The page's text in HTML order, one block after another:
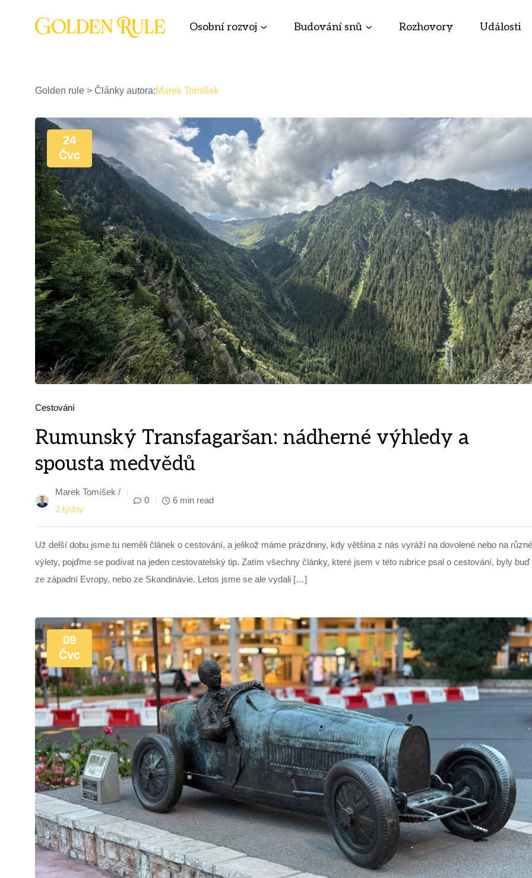
Osobní rozvoj Budování snů Rozhovory Události
Golden rule > Články autora:Marek Tomíšek
24
Čvc
Cestování
Rumunský Transfagaršan: nádherné výhledy a
spousta medvědů
Marek Tomíšek /
2 týdny
0 6 min read
Už delší dobu jsme tu neměli článek o cestování, a jelikož máme prázdniny, kdy většina z nás vyráží na dovolené nebo na různé
výlety, pojďme se podívat na jeden cestovatelský tip. Zatím všechny články, které jsem v této rubrice psal o cestování, byly buď
ze západní Evropy, nebo ze Skandinávie. Letos jsme se ale vydali […]
09
Čvc